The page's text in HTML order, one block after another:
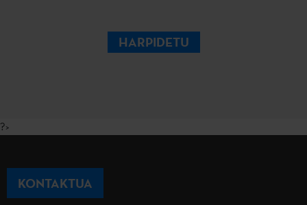
HARPIDETU
?>
KONTAKTUA